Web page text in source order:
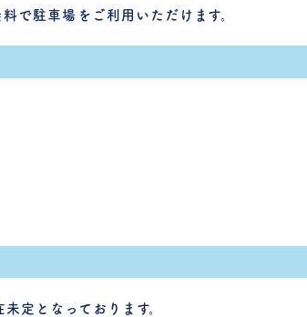
で駐車場をご利用いただけます。
定となっております。